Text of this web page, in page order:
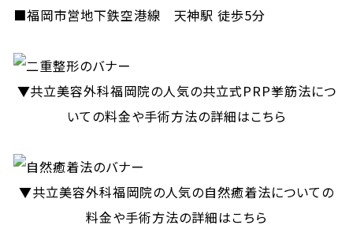
■福岡市営地下鉄空港線 天神駅 徒歩5分
▼共立美容外科福岡院の人気の共立式PRP挙筋法につ
いての料金や手術方法の詳細はこちら
▼共立美容外科福岡院の人気の自然癒着法についての
料金や手術方法の詳細はこちら